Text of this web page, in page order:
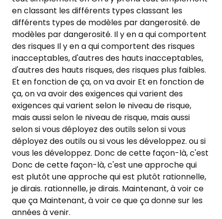
en classant les différents types classant les
différents types de modèles par dangerosité. de
modèles par dangerosité. Il y en a qui comportent
des risques Il y en a qui comportent des risques
inacceptables, d'autres des hauts inacceptables,
d'autres des hauts risques, des risques plus faibles.
Et en fonction de ça, on va avoir Et en fonction de
ça, on va avoir des exigences qui varient des
exigences qui varient selon le niveau de risque,
mais aussi selon le niveau de risque, mais aussi
selon si vous déployez des outils selon si vous
déployez des outils ou si vous les développez. ou si
vous les développez. Donc de cette façon-là, c'est
Donc de cette façon-là, c'est une approche qui
est plutôt une approche qui est plutôt rationnelle,
je dirais. rationnelle, je dirais. Maintenant, à voir ce
que ça Maintenant, à voir ce que ça donne sur les
années à venir.